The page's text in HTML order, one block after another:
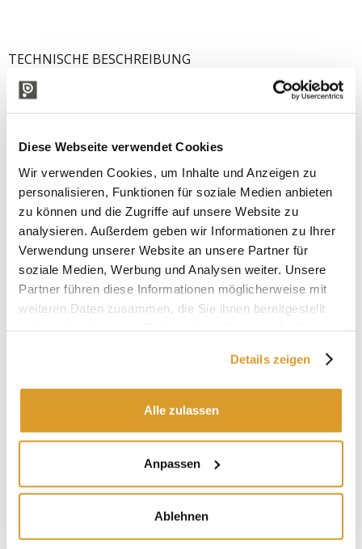
Diese Webseite verwendet Cookies
Wir verwenden Cookies, um Inhalte und Anzeigen zu
personalisieren, Funktionen für soziale Medien anbieten
zu können und die Zugriffe auf unsere Website zu
analysieren. Außerdem geben wir Informationen zu Ihrer
Verwendung unserer Website an unsere Partner für
soziale Medien, Werbung und Analysen weiter. Unsere
Partner führen diese Informationen möglicherweise mit
weiteren Daten zusammen, die Sie ihnen bereitgestellt
Details zeigen
Alle zulassen
Anpassen
Ablehnen
TECHNISCHE BESCHREIBUNG
IN VERBINDUNG STEHENDE PRODUKTE